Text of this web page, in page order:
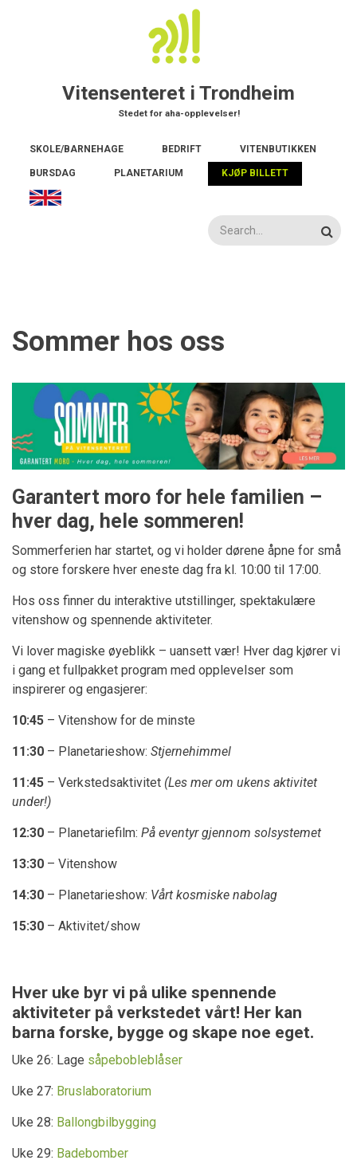
Vitensenteret i Trondheim
Stedet for aha-opplevelser!
Main
navigation
SKOLE/BARNEHAGE BEDRIFT VITENBUTIKKEN
BURSDAG PLANETARIUM KJØP BILLETT
Sommer hos oss
Garantert moro for hele familien –
hver dag, hele sommeren!
Sommerferien har startet, og vi holder dørene åpne for små
og store forskere hver eneste dag fra kl. 10:00 til 17:00.
Hos oss finner du interaktive utstillinger, spektakulære
vitenshow og spennende aktiviteter.
Vi lover magiske øyeblikk – uansett vær! Hver dag kjører vi
i gang et fullpakket program med opplevelser som
inspirerer og engasjerer:
10:45 – Vitenshow for de minste
11:30 – Planetarieshow: Stjernehimmel
11:45 – Verkstedsaktivitet (Les mer om ukens aktivitet
under!)
12:30 – Planetariefilm: På eventyr gjennom solsystemet
13:30 – Vitenshow
14:30 – Planetarieshow: Vårt kosmiske nabolag
15:30 – Aktivitet/show
Hver uke byr vi på ulike spennende
aktiviteter på verkstedet vårt! Her kan
barna forske, bygge og skape noe eget.
Uke 26: Lage såpebobleblåser
Uke 27: Bruslaboratorium
Uke 28: Ballongbilbygging
Uke 29: Badebomber